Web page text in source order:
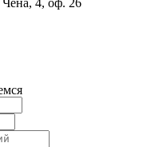
4, оф. 26